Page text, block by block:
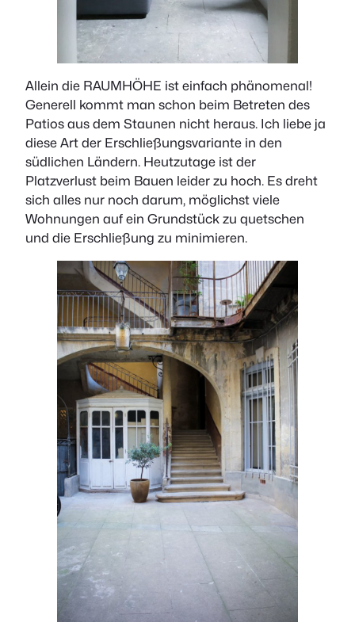
Allein die RAUMHÖHE ist einfach phänomenal!
Generell kommt man schon beim Betreten des
Patios aus dem Staunen nicht heraus. Ich liebe ja
diese Art der Erschließungsvariante in den
südlichen Ländern. Heutzutage ist der
Platzverlust beim Bauen leider zu hoch. Es dreht
sich alles nur noch darum, möglichst viele
Wohnungen auf ein Grundstück zu quetschen
und die Erschließung zu minimieren.